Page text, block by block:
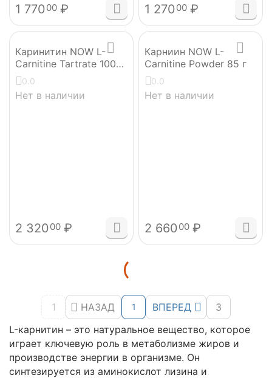
1 77000 ₽ 1 27000 ₽
Каринитин NOW L-
Carnitine Tartrate 1000
мг 50 таблеток
0.0
Нет в наличии
2 32000 ₽
Карниин NOW L-
Carnitine Powder 85 г
0.0
Нет в наличии
2 66000 ₽
1 НАЗАД 1 ВПЕРЕД
3
L-карнитин – это натуральное вещество, которое
играет ключевую роль в метаболизме жиров и
производстве энергии в организме. Он
синтезируется из аминокислот лизина и